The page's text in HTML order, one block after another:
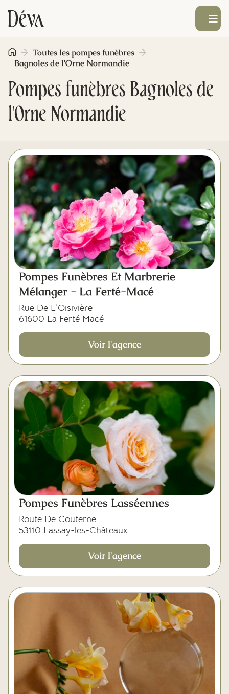
Obsèques
Prévoyance
Monument funéraire
Livraison de fleurs
Blog
Mes dernières volontés
Ouvrir le
Pompes funèbres Bagnoles de
l'Orne Normandie
Toutes les pompes funèbres
Bagnoles de l'Orne Normandie
Pompes Funèbres Et Marbrerie
Mélanger - La Ferté-Macé
Rue De L’Oisivière
61600 La Ferté Macé
Voir l'agence
Pompes Funèbres Lasséennes
Route De Couterne
53110 Lassay-les-Châteaux
Voir l'agence